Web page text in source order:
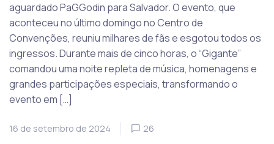
aguardado PaGGodin para Salvador. O evento, que
aconteceu no último domingo no Centro de
Convenções, reuniu milhares de fãs e esgotou todos os
ingressos. Durante mais de cinco horas, o “Gigante”
comandou uma noite repleta de música, homenagens e
grandes participações especiais, transformando o
evento em […]
16 de setembro de 2024 26